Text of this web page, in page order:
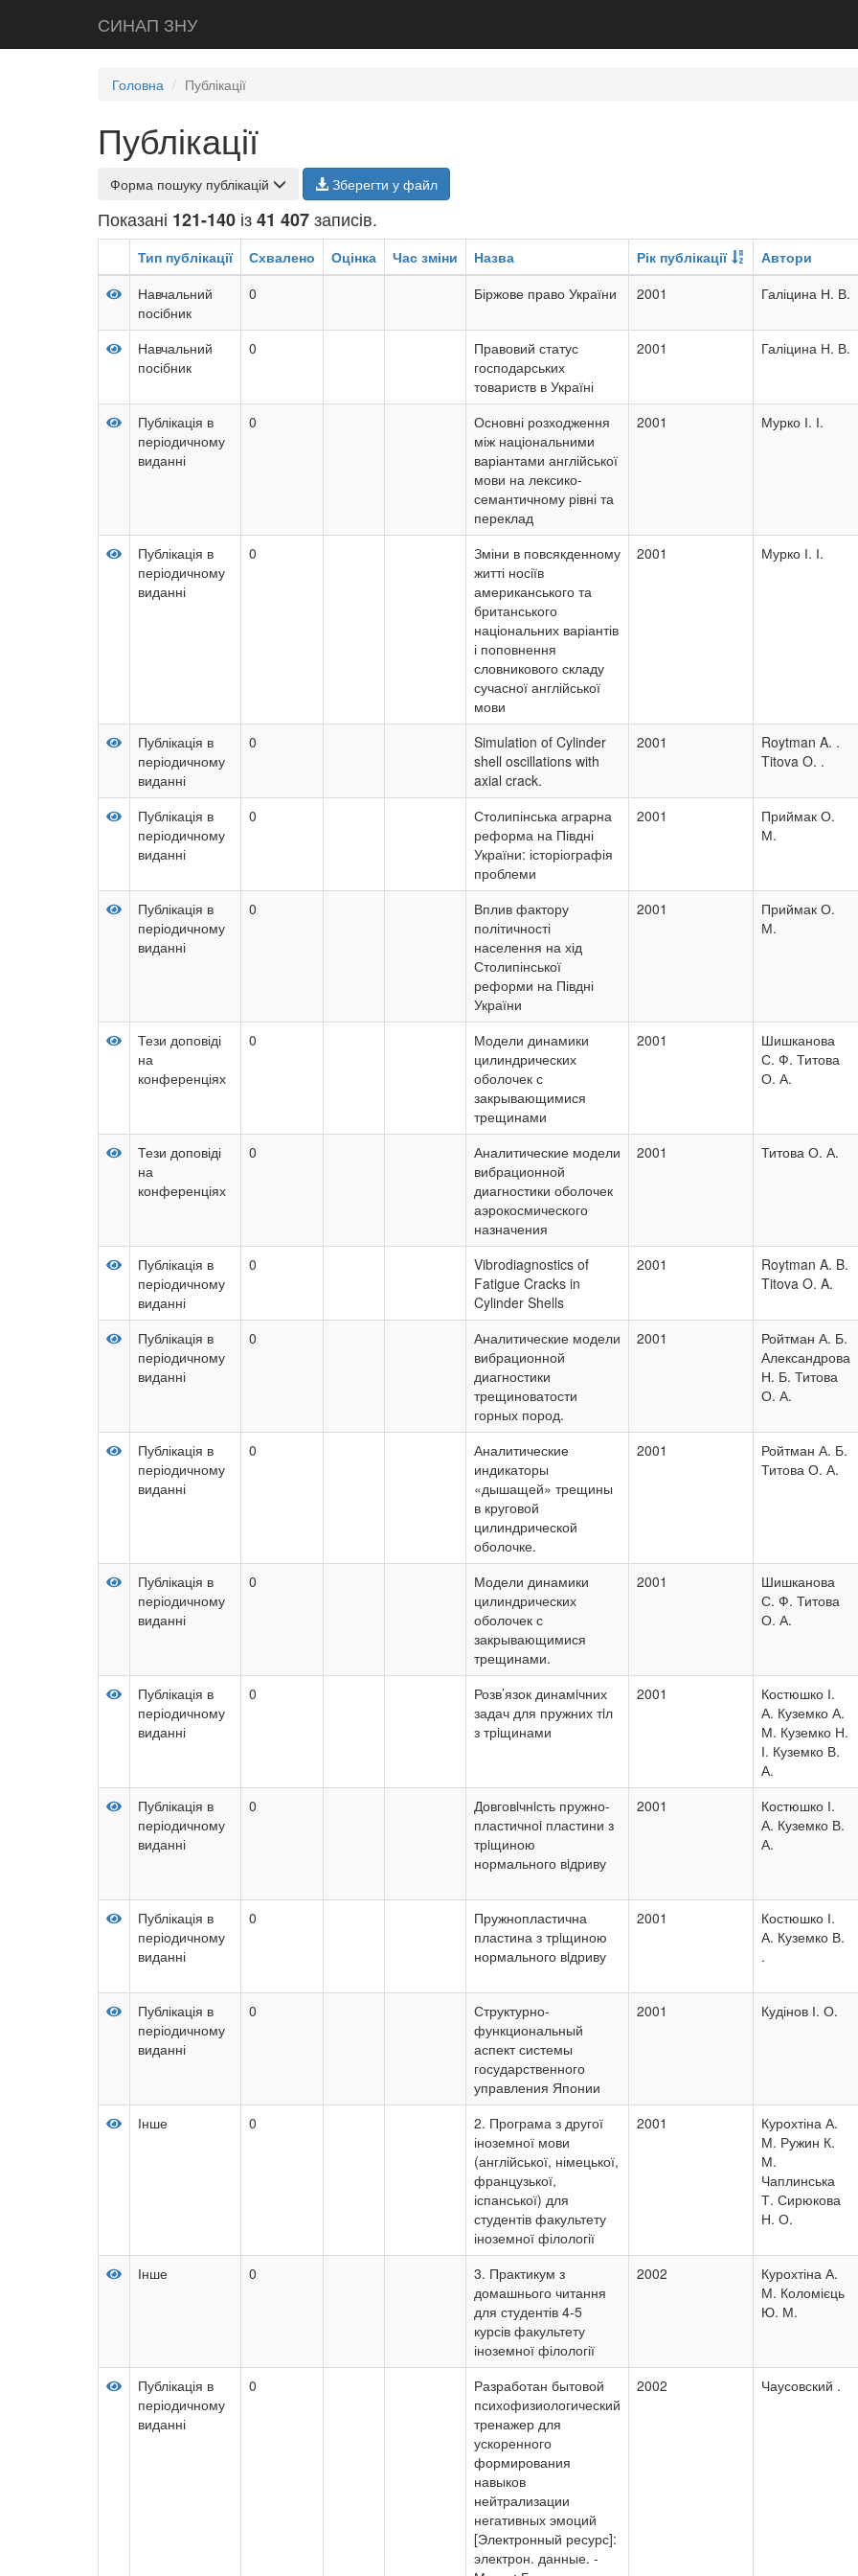
СИНАП ЗНУ
Головна Публікації
Публікації
Форма пошуку публікацій Зберегти у файл
Показані 121-140 із41 407записів.
Тип публікації Схвалено Оцінка Час зміни Назва Рік публікації Автори
Навчальний
посібник
0 Біржове право України 2001 Галіцина Н. В.
Навчальний
посібник
0
Правовий статус
господарських
товариств в Україні
2001 Галіцина Н. В.
Публікація в
періодичному
виданні
0
Основні розходження
між національними
варіантами англійської
мови на лексико-
семантичному рівні та
переклад
2001 Мурко І. І.
Публікація в
періодичному
виданні
0
Зміни в повсякденному
житті носіїв
американського та
британського
національних варіантів
і поповнення
словникового складу
сучасної англійської
мови
2001 Мурко І. І.
Публікація в
періодичному
виданні
0
Simulation of Cylinder
shell oscillations with
axial crack.
2001
Roytman A. .
Titova O. .
Публікація в
періодичному
виданні
0
Столипінська аграрна
реформа на Півдні
України: історіографія
проблеми
2001
Приймак О.
М.
Публікація в
періодичному
виданні
0
Вплив фактору
політичності
населення на хід
Столипінської
реформи на Півдні
України
2001
Приймак О.
М.
Тези доповіді
на
конференціях
0
Модели динамики
цилиндрических
оболочек с
закрывающимися
трещинами
2001
Шишканова
С. Ф. Титова
О. А.
Тези доповіді
на
конференціях
0
Аналитические модели
вибрационной
диагностики оболочек
аэрокосмического
назначения
2001 Титова О. А.
Публікація в
періодичному
виданні
0
Vibrodiagnostics of
Fatigue Cracks in
Cylinder Shells
2001
Roytman A. B.
Titova O. A.
Публікація в
періодичному
виданні
0
Аналитические модели
вибрационной
диагностики
трещиноватости
горных пород.
2001
Ройтман А. Б.
Александрова
Н. Б. Титова
О. А.
Публікація в
періодичному
виданні
0
Аналитические
индикаторы
«дышащей» трещины
в круговой
цилиндрической
оболочке.
2001
Ройтман А. Б.
Титова О. А.
Публікація в
періодичному
виданні
0
Модели динамики
цилиндрических
оболочек с
закрывающимися
трещинами.
2001
Шишканова
С. Ф. Титова
О. А.
Публікація в
періодичному
виданні
0
Розв’язок динамiчних
задач для пружних тiл
з трiщинами
2001
Костюшко І.
А. Куземко А.
М. Куземко Н.
І. Куземко В.
А.
Публікація в
періодичному
виданні
0
Довговiчнiсть пружно-
пластичноi пластини з
трiщиною
нормального вiдриву
2001
Костюшко І.
А. Куземко В.
А.
Публікація в
періодичному
виданні
0
Пружнопластична
пластина з трiщиною
нормального вiдриву
2001
Костюшко І.
А. Куземко В.
.
Публікація в
періодичному
виданні
0
Структурно-
функциональный
аспект системы
государственного
управления Японии
2001 Кудінов І. О.
Інше 0
2. Програма з другої
іноземної мови
(англійської, німецької,
французької,
іспанської) для
студентів факультету
іноземної філології
2001
Курохтіна А.
М. Ружин К.
М.
Чаплинська
Т. Сирюкова
Н. О.
Інше 0
3. Практикум з
домашнього читання
для студентів 4-5
курсів факультету
іноземної філології
2002
Курохтіна А.
М. Коломієць
Ю. М.
Публікація в
періодичному
виданні
0
Разработан бытовой
психофизиологический
тренажер для
ускоренного
формирования
навыков
нейтрализации
негативных эмоций
[Электронный ресурс]:
электрон. данные. -
2002 Чаусовский .